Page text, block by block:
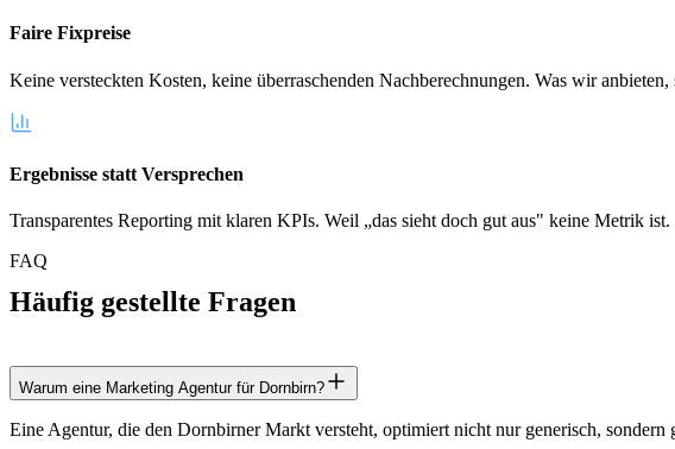
Faire Fixpreise
Keine versteckten Kosten, keine überraschenden Nachberechnungen. Was wir
Ergebnisse statt Versprechen
Transparentes Reporting mit klaren KPIs. Weil „das sieht doch gut aus" keine Metrik ist.
FAQ
Häufig gestellte Fragen
Warum eine Marketing Agentur für Dornbirn?
Eine Agentur, die den Dornbirner Markt versteht, optimiert nicht nur generisch,